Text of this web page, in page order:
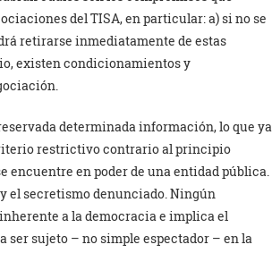
del TISA, en particular: a) si no se
retirarse inmediatamente de estas
existen condicionamientos y
determinada información, lo que ya
restrictivo contrario al principio
encuentre en poder de una entidad pública.
el secretismo denunciado. Ningún
a la democracia e implica el
ser sujeto – no simple espectador – en la